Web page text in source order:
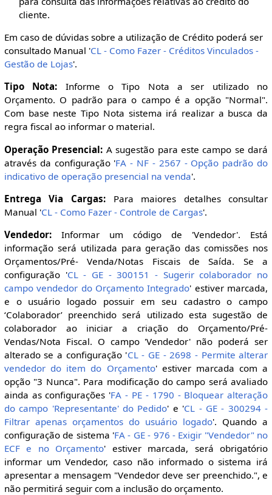
cliente.
Em caso de dúvidas sobre a utilização de Crédito poderá ser
consultado Manual 'CL - Como Fazer - Créditos Vinculados -
Gestão de Lojas'.
Tipo Nota: Informe o Tipo Nota a ser utilizado no
Orçamento. O padrão para o campo é a opção "Normal".
Com base neste Tipo Nota sistema irá realizar a busca da
regra fiscal ao informar o material.
Operação Presencial: A sugestão para este campo se dará
através da configuração 'FA - NF - 2567 - Opção padrão do
indicativo de operação presencial na venda'.
Entrega Via Cargas: Para maiores detalhes consultar
Manual 'CL - Como Fazer - Controle de Cargas'.
Vendedor: Informar um código de 'Vendedor'. Está
informação será utilizada para geração das comissões nos
Orçamentos/Pré- Venda/Notas Fiscais de Saída. Se a
configuração 'CL - GE - 300151 - Sugerir colaborador no
campo vendedor do Orçamento Integrado' estiver marcada,
e o usuário logado possuir em seu cadastro o campo
‘Colaborador’ preenchido será utilizado esta sugestão de
colaborador ao iniciar a criação do Orçamento/Pré-
Vendas/Nota Fiscal. O campo 'Vendedor' não poderá ser
alterado se a configuração 'CL - GE - 2698 - Permite alterar
vendedor do item do Orçamento' estiver marcada com a
opção "3 Nunca". Para modificação do campo será avaliado
ainda as configurações 'FA - PE - 1790 - Bloquear alteração
do campo 'Representante' do Pedido' e 'CL - GE - 300294 -
Filtrar apenas orçamentos do usuário logado'. Quando a
configuração de sistema 'FA - GE - 976 - Exigir "Vendedor" no
ECF e no Orçamento' estiver marcada, será obrigatório
informar um Vendedor, caso não informado o sistema irá
apresentar a mensagem "Vendedor deve ser preenchido.", e
não permitirá seguir com a inclusão do orçamento.